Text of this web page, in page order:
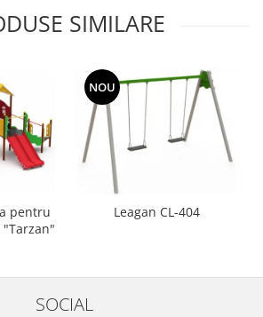
SIMILARE
pentru
NOU
Leagan CL-404
SOCIAL